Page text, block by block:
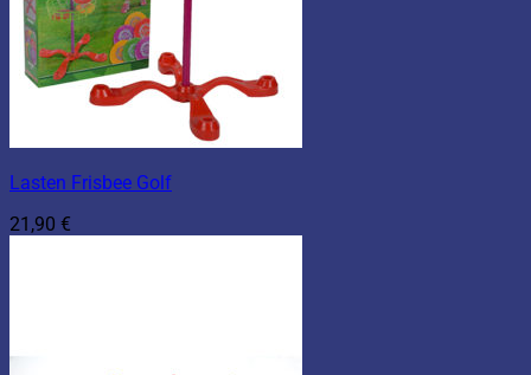
Lasten Frisbee Golf
21,90 €